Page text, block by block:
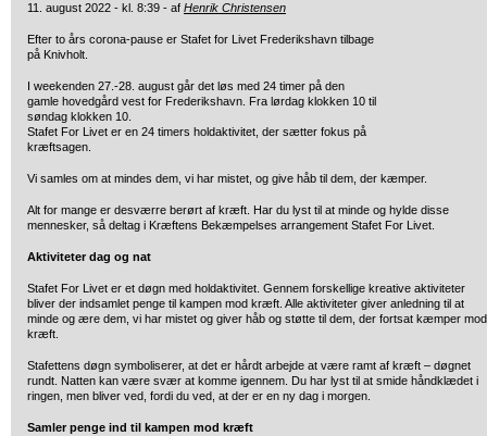
11. august 2022 - kl. 8:39 - af Henrik Christensen
Efter to års corona-pause er Stafet for Livet Frederikshavn tilbage
på Knivholt.
I weekenden 27.-28. august går det løs med 24 timer på den
gamle hovedgård vest for Frederikshavn. Fra lørdag klokken 10 til
søndag klokken 10.
Stafet For Livet er en 24 timers holdaktivitet, der sætter fokus på
kræftsagen.
Vi samles om at mindes dem, vi har mistet, og give håb til dem, der kæmper.
Alt for mange er desværre berørt af kræft. Har du lyst til at minde og hylde disse
mennesker, så deltag i Kræftens Bekæmpelses arrangement Stafet For Livet.
Aktiviteter dag og nat
Stafet For Livet er et døgn med holdaktivitet. Gennem forskellige kreative aktiviteter
bliver der indsamlet penge til kampen mod kræft. Alle aktiviteter giver anledning til at
minde og ære dem, vi har mistet og giver håb og støtte til dem, der fortsat kæmper mod
kræft.
Stafettens døgn symboliserer, at det er hårdt arbejde at være ramt af kræft – døgnet
rundt. Natten kan være svær at komme igennem. Du har lyst til at smide håndklædet i
ringen, men bliver ved, fordi du ved, at der er en ny dag i morgen.
Samler penge ind til kampen mod kræft